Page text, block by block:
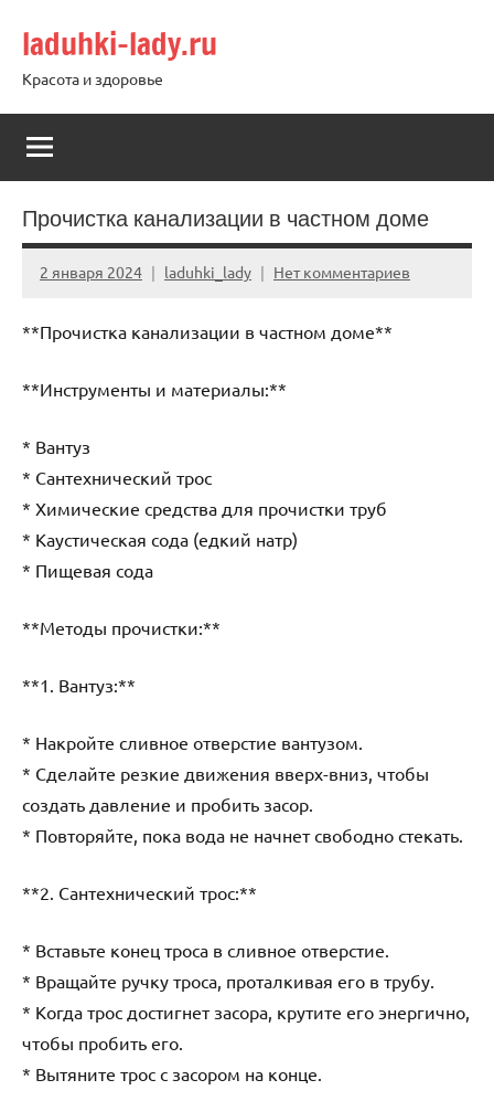
содержимому
laduhki-lady.ru
Красота и здоровье
Прочистка канализации в частном доме
2 января 2024 laduhki_lady Нет комментариев
**Прочистка канализации в частном доме**
**Инструменты и материалы:**
* Вантуз
* Сантехнический трос
* Химические средства для прочистки труб
* Каустическая сода (едкий натр)
* Пищевая сода
**Методы прочистки:**
**1. Вантуз:**
* Накройте сливное отверстие вантузом.
* Сделайте резкие движения вверх-вниз, чтобы
создать давление и пробить засор.
* Повторяйте, пока вода не начнет свободно стекать.
**2. Сантехнический трос:**
* Вставьте конец троса в сливное отверстие.
* Вращайте ручку троса, проталкивая его в трубу.
* Когда трос достигнет засора, крутите его энергично,
чтобы пробить его.
* Вытяните трос с засором на конце.